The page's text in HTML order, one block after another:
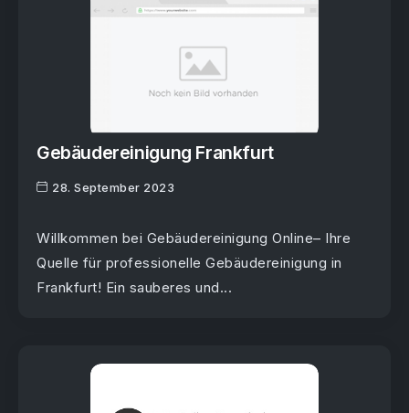
Gebäudereinigung Frankfurt
28. September 2023
Willkommen bei Gebäudereinigung Online– Ihre
Quelle für professionelle Gebäudereinigung in
Frankfurt! Ein sauberes und...